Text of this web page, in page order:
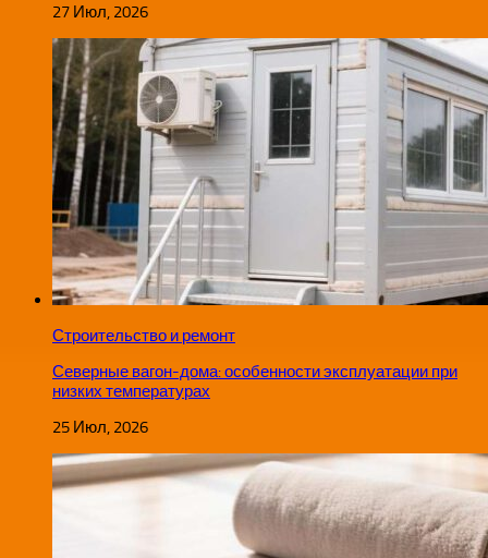
27 Июл, 2026
Строительство и ремонт
Северные вагон-дома: особенности эксплуатации при
низких температурах
25 Июл, 2026